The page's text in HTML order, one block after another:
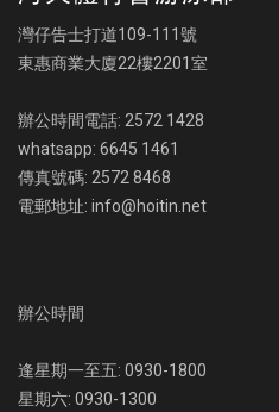
灣仔告士打道109-111號
東惠商業大廈22樓2201室
辦公時間電話: 2572 1428
whatsapp: 6645 1461
傳真號碼: 2572 8468
電郵地址: info@hoitin.net
辦公時間
逢星期一至五: 0930-1800
星期六: 0930-1300